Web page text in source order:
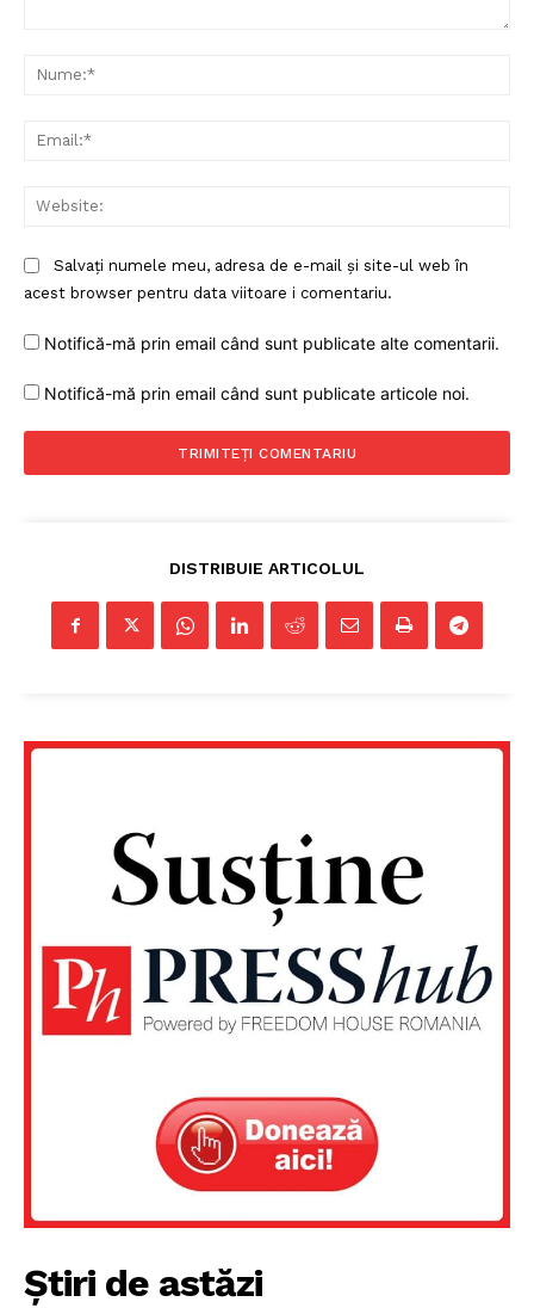
Salvați numele meu, adresa de e-mail și site-ul web în
acest browser pentru data viitoare i comentariu.
Notifică-mă prin email când sunt publicate alte comentarii.
Notifică-mă prin email când sunt publicate articole noi.
DISTRIBUIE ARTICOLUL
Știri de astăzi